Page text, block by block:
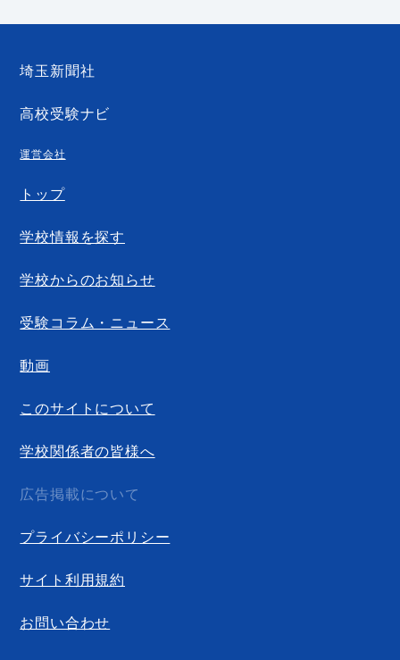
埼玉新聞社
高校受験ナビ
運営会社
トップ
学校情報を探す
学校からのお知らせ
受験コラム・ニュース
動画
このサイトについて
学校関係者の皆様へ
広告掲載について
プライバシーポリシー
サイト利用規約
お問い合わせ